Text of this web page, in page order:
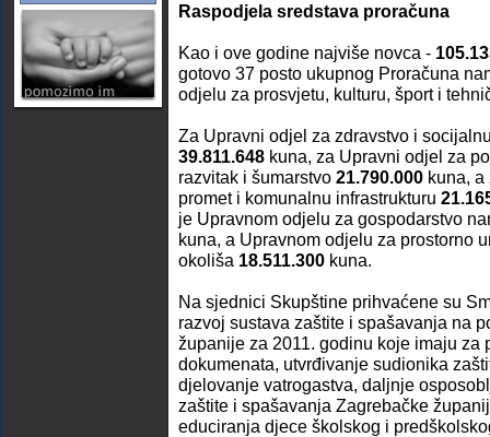
Raspodjela sredstava proračuna
Kao i ove godine najviše novca -
gotovo 37 posto ukupnog Proračuna
odjelu za prosvjetu, kulturu, šport i
Za Upravni odjel za zdravstvo i
39.811.648 kuna, za Upravni odjel za
razvitak i šumarstvo 21.790.000 kuna,
promet i komunalnu infrastrukturu
je Upravnom odjelu za gospodarstvo
kuna, a Upravnom odjelu za prostorno
okoliša 18.511.300 kuna.
Na sjednici Skupštine prihvaćene su
razvoj sustava zaštite i spašavanja na
županije za 2011. godinu koje imaju za
dokumenata, utvrđivanje sudionika
djelovanje vatrogastva, daljnje
zaštite i spašavanja Zagrebačke
educiranja djece školskog i